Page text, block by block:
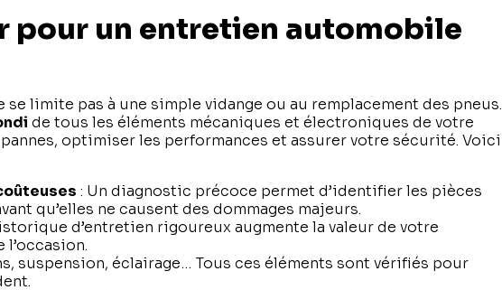
pour un entretien automobile
se limite pas à une simple vidange ou au remplacement des pneus.
de tous les éléments mécaniques et électroniques de votre
optimiser les performances et assurer votre sécurité. Voici
: Un diagnostic précoce permet d’identifier les pièces
qu’elles ne causent des dommages majeurs.
d’entretien rigoureux augmente la valeur de votre
l’occasion.
suspension, éclairage… Tous ces éléments sont vérifiés pour